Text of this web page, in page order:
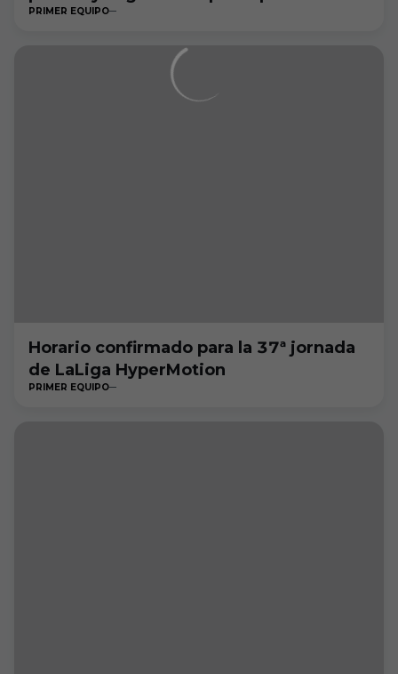
playoff"
PRIMER EQUIPO
Horario confirmado para la 37ª jornada
de LaLiga HyperMotion
PRIMER EQUIPO